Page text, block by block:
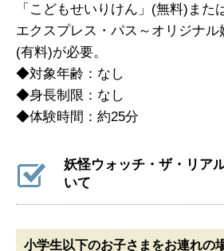
「こどもせいりけん」(無料)また
エクスプレス・パス～オリジナル
(有料)が必要。
◆対象年齢：なし
◆身長制限：なし
◆体験時間：約25分
妖怪ウォッチ・ザ・リア
いて
小学生以下のお子さまをお連れの